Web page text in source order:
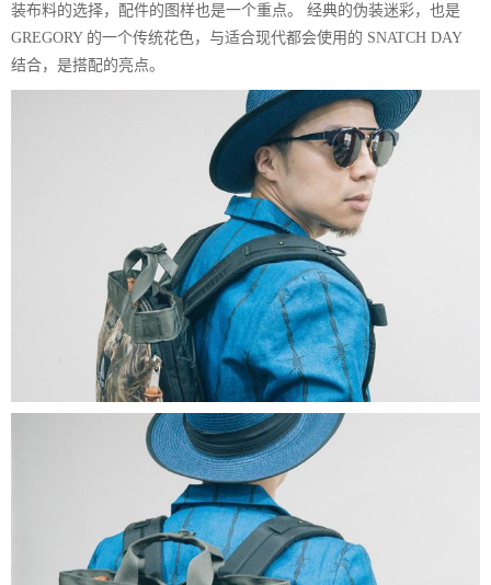
装布料的选择，配件的图样也是一个重点。 经典的伪装迷彩，也是
GREGORY 的一个传统花色，与适合现代都会使用的 SNATCH DAY
结合，是搭配的亮点。